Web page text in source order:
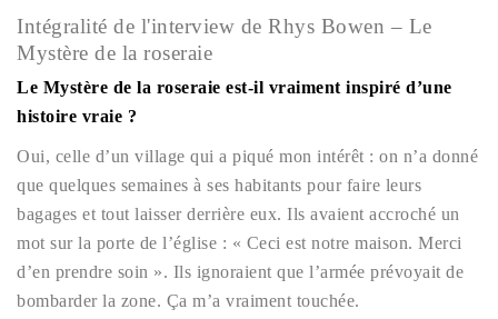
Intégralité de l'interview de Rhys Bowen – Le
Mystère de la roseraie
Le Mystère de la roseraie est-il vraiment inspiré d’une
histoire vraie ?
Oui, celle d’un village qui a piqué mon intérêt : on n’a donné
que quelques semaines à ses habitants pour faire leurs
bagages et tout laisser derrière eux. Ils avaient accroché un
mot sur la porte de l’église : « Ceci est notre maison. Merci
d’en prendre soin ». Ils ignoraient que l’armée prévoyait de
bombarder la zone. Ça m’a vraiment touchée.